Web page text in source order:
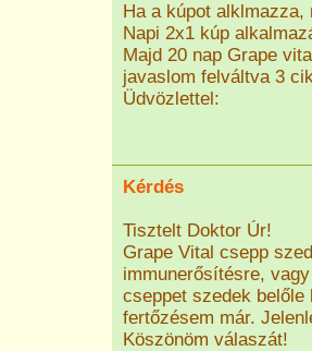
Ha a kúpot
Napi 2x1 kúp
Majd 20 nap Grape
javaslom felváltva 3
Üdvözlettel:
Kérdés
Tisztelt Doktor Úr!
Grape Vital csepp
immunerősítésre,
cseppet szedek
fertőzésem már.
Köszönöm válaszát!